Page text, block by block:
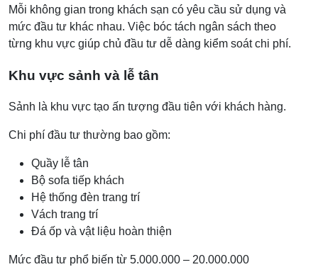
Mỗi không gian trong khách sạn có yêu cầu sử dụng và
mức đầu tư khác nhau. Việc bóc tách ngân sách theo
từng khu vực giúp chủ đầu tư dễ dàng kiểm soát chi phí.
Khu vực sảnh và lễ tân
Sảnh là khu vực tạo ấn tượng đầu tiên với khách hàng.
Chi phí đầu tư thường bao gồm:
Quầy lễ tân
Bộ sofa tiếp khách
Hệ thống đèn trang trí
Vách trang trí
Đá ốp và vật liệu hoàn thiện
Mức đầu tư phổ biến từ 5.000.000 – 20.000.000